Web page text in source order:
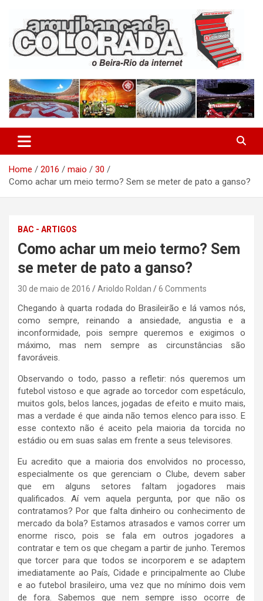
content
Arquibancada Colorada
Home 2016 maio
30
Como achar um meio termo? Sem se meter de pato a ganso?
BAC - ARTIGOS
Como achar um meio termo? Sem
se meter de pato a ganso?
30 de maio de 2016 Arioldo Roldan 6 Comments
Chegando à quarta rodada do Brasileirão e lá vamos nós,
como sempre, reinando a ansiedade, angustia e a
inconformidade, pois sempre queremos e exigimos o
máximo, mas nem sempre as circunstâncias são
favoráveis.
Observando o todo, passo a refletir: nós queremos um
futebol vistoso e que agrade ao torcedor com espetáculo,
muitos gols, belos lances, jogadas de efeito e muito mais,
mas a verdade é que ainda não temos elenco para isso. E
esse contexto não é aceito pela maioria da torcida no
estádio ou em suas salas em frente a seus televisores.
Eu acredito que a maioria dos envolvidos no processo,
especialmente os que gerenciam o Clube, devem saber
que em alguns setores faltam jogadores mais
qualificados. Aí vem aquela pergunta, por que não os
contratamos? Por que falta dinheiro ou conhecimento de
mercado da bola? Estamos atrasados e vamos correr um
enorme risco, pois se fala em outros jogadores a
contratar e tem os que chegam a partir de junho. Teremos
que torcer para que todos se incorporem e se adaptem
imediatamente ao País, Cidade e principalmente ao Clube
e ao futebol brasileiro, uma vez que no mínimo dois vem
de fora. Sabemos que nem sempre isso ocorre de